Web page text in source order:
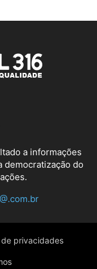
a informações
democratização do
de privacidades